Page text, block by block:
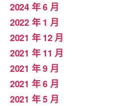
2024 年 6 月
2022 年 1 月
2021 年 12 月
2021 年 11 月
2021 年 9 月
2021 年 6 月
2021 年 5 月